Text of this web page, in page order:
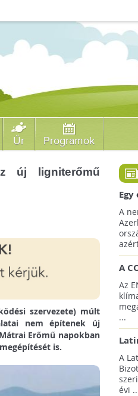
Űr Programok
új ligniterőmű
szervezete) múlt
nem építenek új
Erőmű napokban
is.
A
A
Az
...
az
A
évi